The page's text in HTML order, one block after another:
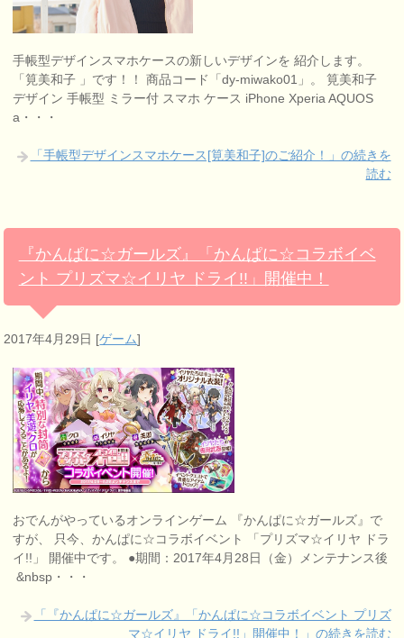
手帳型デザインスマホケースの新しいデザインを 紹介します。
「筧美和子 」です！！ 商品コード「dy-miwako01」。 筧美和子
デザイン 手帳型 ミラー付 スマホ ケース iPhone Xperia AQUOS
a・・・
「手帳型デザインスマホケース[筧美和子]のご紹介！」の続きを
読む
『かんぱに☆ガールズ』「かんぱに☆コラボイベ
ント プリズマ☆イリヤ ドライ!!」開催中！
2017年4月29日 [ゲーム]
おでんがやっているオンラインゲーム 『かんぱに☆ガールズ』で
すが、 只今、かんぱに☆コラボイベント 「プリズマ☆イリヤ ドラ
イ!!」 開催中です。 ●期間：2017年4月28日（金）メンテナンス後
&nbsp・・・
「『かんぱに☆ガールズ』「かんぱに☆コラボイベント プリズ
マ☆イリヤ ドライ!!」開催中！」の続きを読む